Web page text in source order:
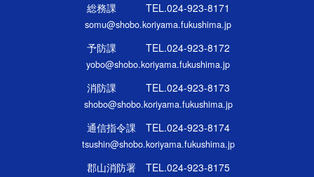
総務課 TEL.024-923-8171
somu@shobo.koriyama.fukushima.jp
予防課 TEL.024-923-8172
yobo@shobo.koriyama.fukushima.jp
消防課 TEL.024-923-8173
shobo@shobo.koriyama.fukushima.jp
通信指令課 TEL.024-923-8174
tsushin@shobo.koriyama.fukushima.jp
郡山消防署 TEL.024-923-8175